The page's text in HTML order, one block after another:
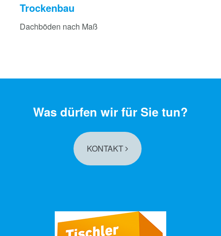
Trockenbau
Dachböden nach Maß
Was dürfen wir für Sie tun?
KONTAKT